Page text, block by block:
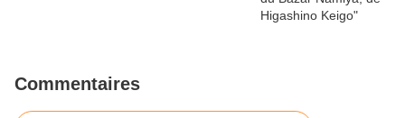
Commentaires